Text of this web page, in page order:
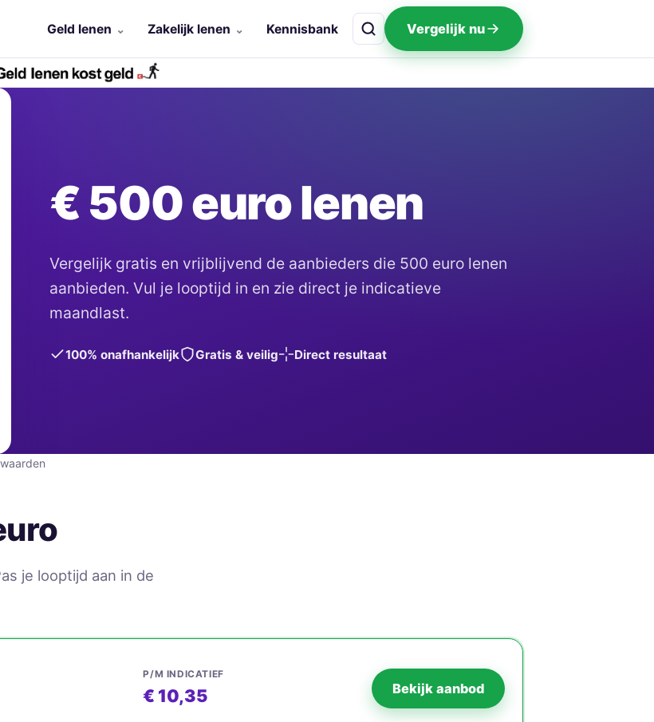
Geld lenen Zakelijk lenen Kennisbank Vergelijk nu
€ 500 euro lenen
Vergelijk gratis en vrijblijvend de aanbieders die 500 euro lenen
aanbieden. Vul je looptijd in en zie direct je indicatieve
maandlast.
100% onafhankelijk Gratis & veilig Direct resultaat
je looptijd aan in de
P/M INDICATIEF
€ 10,35 Bekijk aanbod